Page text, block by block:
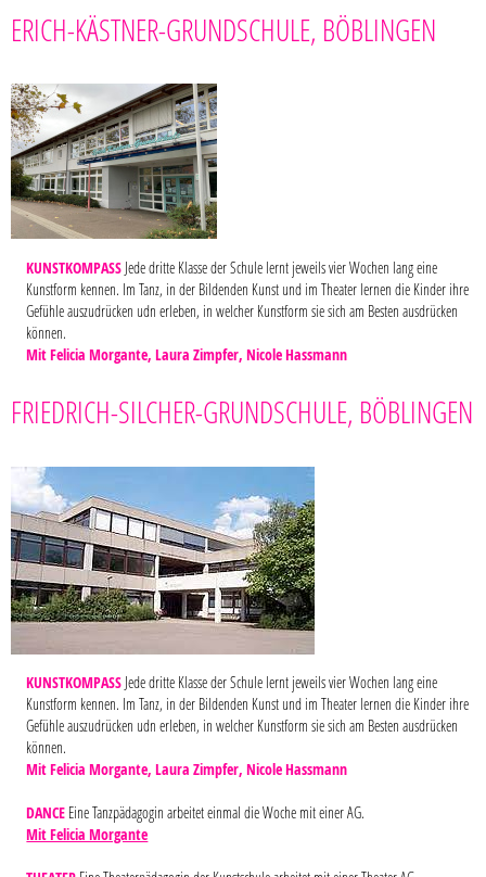
ERICH-KÄSTNER-GRUNDSCHULE, BÖBLINGEN
KUNSTKOMPASS Jede dritte Klasse der Schule lernt jeweils vier Wochen lang eine
Kunstform kennen. Im Tanz, in der Bildenden Kunst und im Theater lernen die Kinder ihre
Gefühle auszudrücken udn erleben, in welcher Kunstform sie sich am Besten ausdrücken
können.
Mit Felicia Morgante, Laura Zimpfer, Nicole Hassmann
FRIEDRICH-SILCHER-GRUNDSCHULE, BÖBLINGEN
KUNSTKOMPASS Jede dritte Klasse der Schule lernt jeweils vier Wochen lang eine
Kunstform kennen. Im Tanz, in der Bildenden Kunst und im Theater lernen die Kinder ihre
Gefühle auszudrücken udn erleben, in welcher Kunstform sie sich am Besten ausdrücken
können.
Mit Felicia Morgante, Laura Zimpfer, Nicole Hassmann
DANCE Eine Tanzpädagogin arbeitet einmal die Woche mit einer AG.
Mit Felicia Morgante